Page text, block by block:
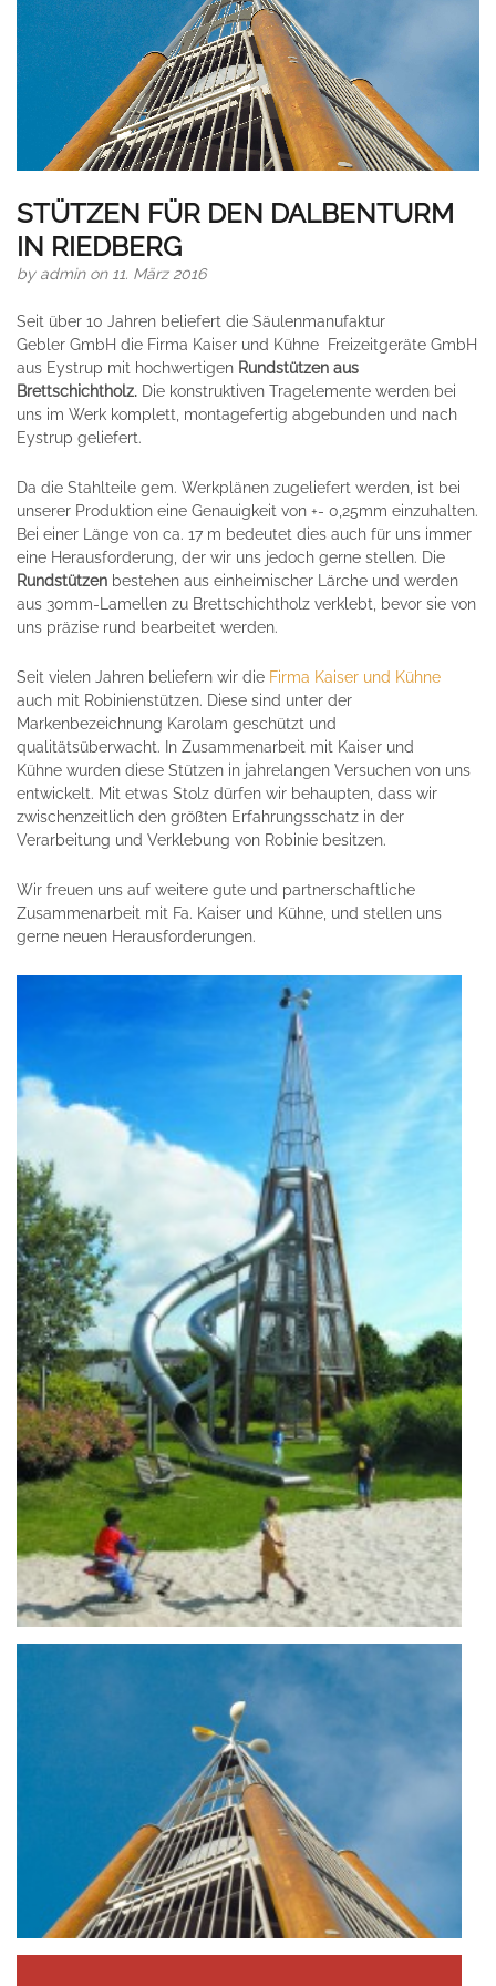
STÜTZEN FÜR DEN DALBENTURM
IN RIEDBERG
by admin on 11. März 2016
Seit über 10 Jahren beliefert die Säulenmanufaktur
Gebler GmbH die Firma Kaiser und Kühne Freizeitgeräte GmbH
aus Eystrup mit hochwertigen Rundstützen aus
Brettschichtholz. Die konstruktiven Tragelemente werden bei
uns im Werk komplett, montagefertig abgebunden und nach
Eystrup geliefert.
Da die Stahlteile gem. Werkplänen zugeliefert werden, ist bei
unserer Produktion eine Genauigkeit von +- 0,25mm einzuhalten.
Bei einer Länge von ca. 17 m bedeutet dies auch für uns immer
eine Herausforderung, der wir uns jedoch gerne stellen. Die
Rundstützen bestehen aus einheimischer Lärche und werden
aus 30mm-Lamellen zu Brettschichtholz verklebt, bevor sie von
uns präzise rund bearbeitet werden.
Seit vielen Jahren beliefern wir die Firma Kaiser und Kühne
auch mit Robinienstützen. Diese sind unter der
Markenbezeichnung Karolam geschützt und
qualitätsüberwacht. In Zusammenarbeit mit Kaiser und
Kühne wurden diese Stützen in jahrelangen Versuchen von uns
entwickelt. Mit etwas Stolz dürfen wir behaupten, dass wir
zwischenzeitlich den größten Erfahrungsschatz in der
Verarbeitung und Verklebung von Robinie besitzen.
Wir freuen uns auf weitere gute und partnerschaftliche
Zusammenarbeit mit Fa. Kaiser und Kühne, und stellen uns
gerne neuen Herausforderungen.